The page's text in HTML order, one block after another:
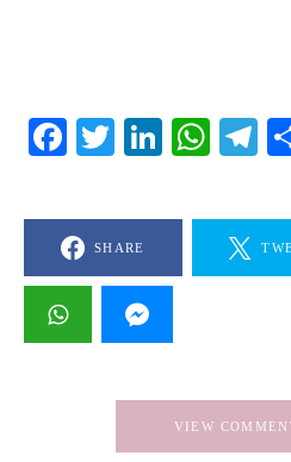
Facebook
Twitter
SHARE
VIEW